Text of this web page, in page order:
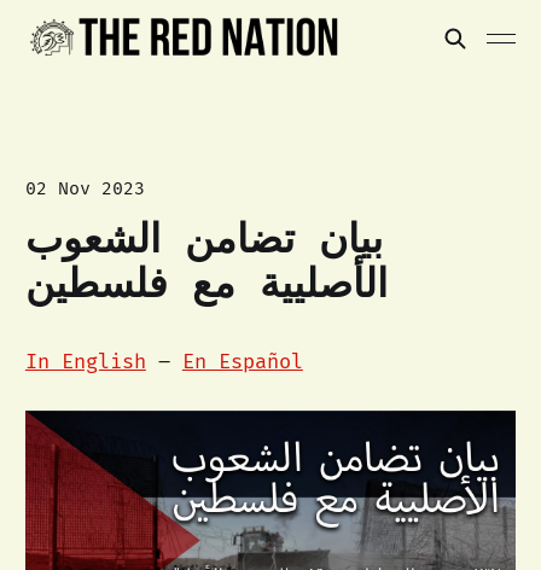
02 Nov 2023
بيان تضامن الشعوب
الأصليية مع فلسطين
In English – En Español